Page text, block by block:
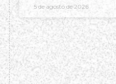
5 de agosto de 2026